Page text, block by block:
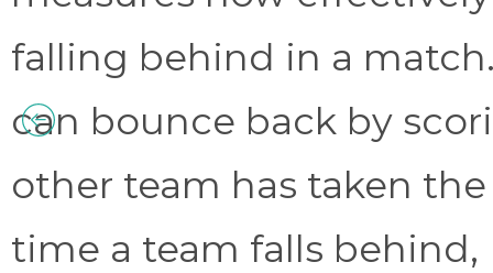
falling behind in a
can bounce back by
other team has taken
time a team falls behind,